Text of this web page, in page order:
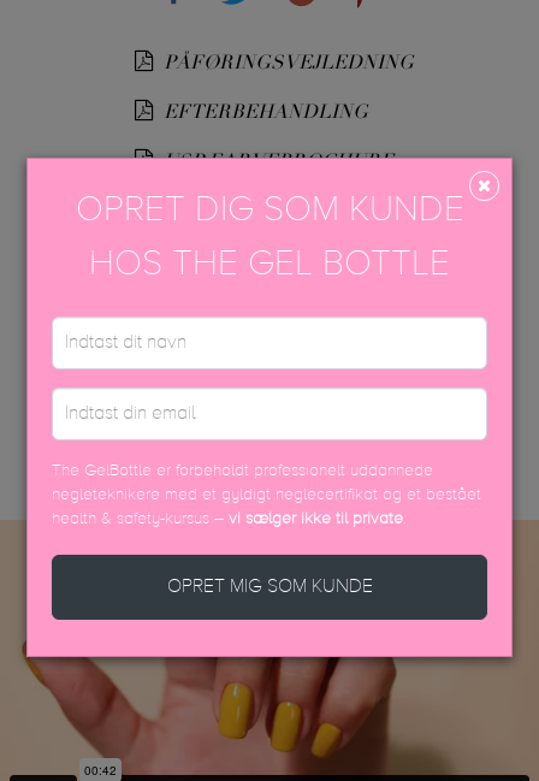
PÅFØRINGSVEJLEDNING
EFTERBEHANDLING
USP FARVEBROCHURE
SIKKERHEDSDATABLAD
DISCOVER MORE
OPRET DIG SOM KUNDE
HOS THE GEL BOTTLE
The GelBottle er forbeholdt professionelt uddannede
negleteknikere med et gyldigt neglecertifikat og et bestået
health & safety-kursus –vi sælger ikke til private.
OPRET MIG SOM KUNDE